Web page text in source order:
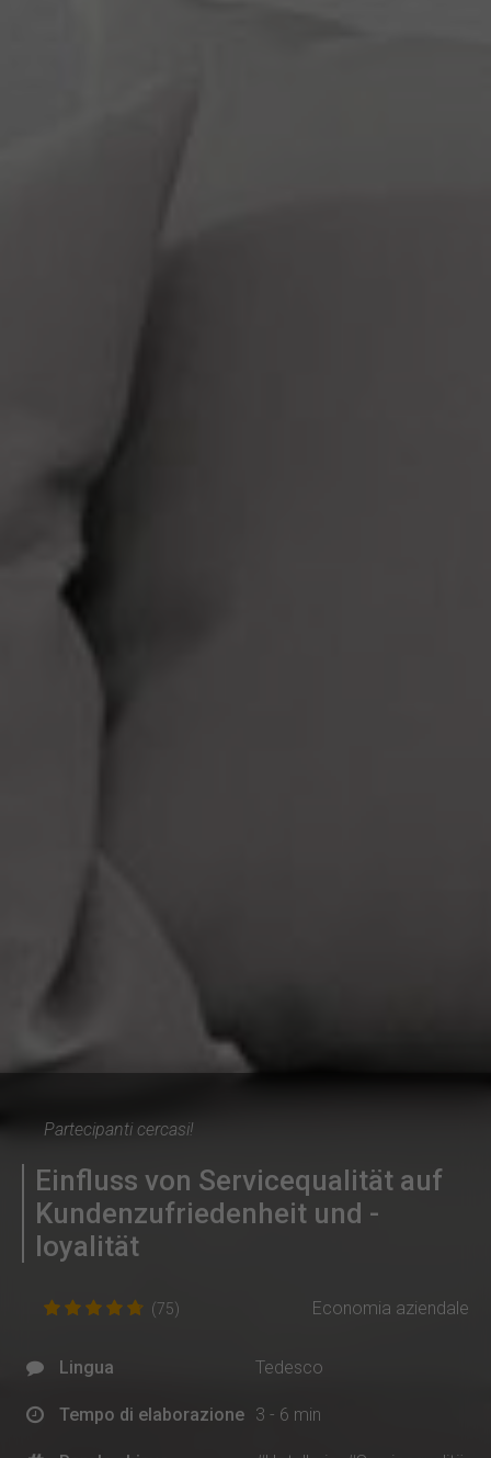
Partecipanti cercasi!
Einfluss von Servicequalität auf
Kundenzufriedenheit und -
loyalität
(75) Economia aziendale
Lingua Tedesco
Tempo di elaborazione 3 - 6 min